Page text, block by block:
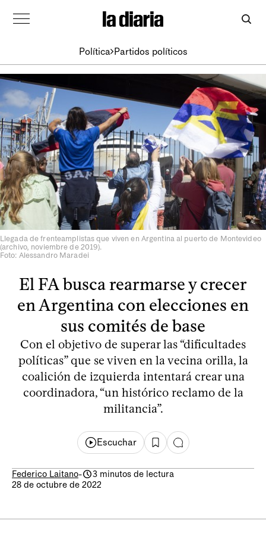
Política Partidos políticos
Llegada de frenteamplistas que viven en Argentina al puerto de Montevideo
(archivo, noviembre de 2019).
Foto: Alessandro Maradei
El FA busca rearmarse y crecer
en Argentina con elecciones en
sus comités de base
Con el objetivo de superar las “dificultades
políticas” que se viven en la vecina orilla, la
coalición de izquierda intentará crear una
coordinadora, “un histórico reclamo de la
militancia”.
Escuchar
Federico Laitano-
3 minutos de lectura
28 de octubre de 2022